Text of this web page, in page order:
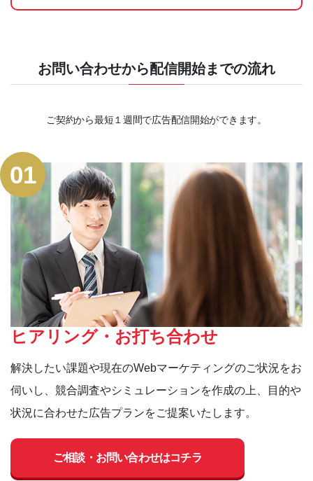
お問い合わせから配信開始までの流れ
ご契約から最短１週間で広告配信開始ができます。
01
ヒアリング・お打ち合わせ
解決したい課題や現在のWebマーケティングのご状況をお
伺いし、競合調査やシミュレーションを作成の上、目的や
状況に合わせた広告プランをご提案いたします。
ご相談・お問い合わせはコチラ